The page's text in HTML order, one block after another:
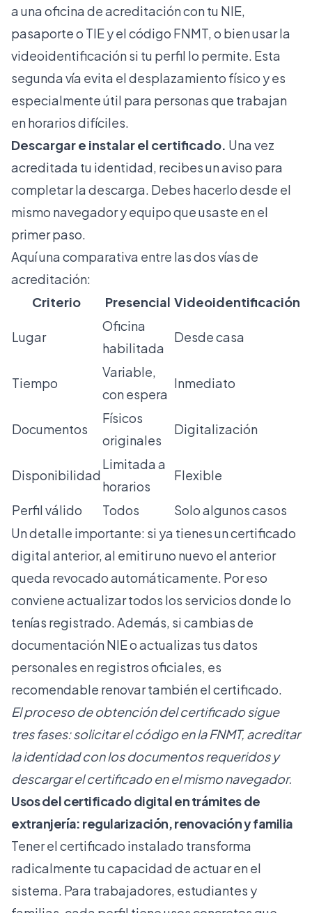
a una oficina de acreditación con tu NIE,
pasaporte o TIE y el código FNMT, o bien usar la
videoidentificaciónsi tu perfil lo permite. Esta
segunda vía evita el desplazamiento físico y es
especialmente útil para personas que trabajan
en horarios difíciles.
Descargar e instalar el certificado. Una vez
acreditada tu identidad, recibes un aviso para
completar la descarga. Debes hacerlo desde el
mismo navegador y equipo que usaste en el
primer paso.
Aquí una comparativa entre las dos vías de
acreditación:
Criterio
Presencial Videoidentificación
Lugar
Oficina
habilitada
Desde casa
Tiempo
Variable,
con espera
Inmediato
Documentos
Físicos
originales
Digitalización
Disponibilidad
Limitada a
horarios
Flexible
Perfil válido Todos
Solo algunos casos
Un detalle importante: si ya tienes un certificado
digital anterior, al emitir uno nuevo el anterior
queda revocado automáticamente. Por eso
conviene actualizar todos los servicios donde lo
tenías registrado. Además, si cambias de
documentación NIE o actualizas tus datos
personales en registros oficiales, es
recomendable renovar también el certificado.
El proceso de obtención del certificado sigue
tres fases: solicitar el código en la FNMT, acreditar
la identidad con los documentos requeridos y
descargar el certificado en el mismo navegador.
Usos del certificado digital en trámites de
extranjería: regularización, renovación y familia
Tener el certificado instalado transforma
radicalmente tu capacidad de actuar en el
sistema. Para trabajadores, estudiantes y